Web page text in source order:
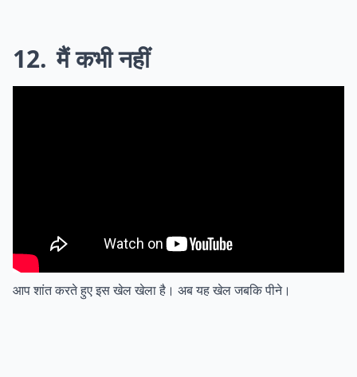
12 मैं कभी नहीं
आप शांत करते हुए इस खेल खेला है। अब यह खेल जबकि पीने।